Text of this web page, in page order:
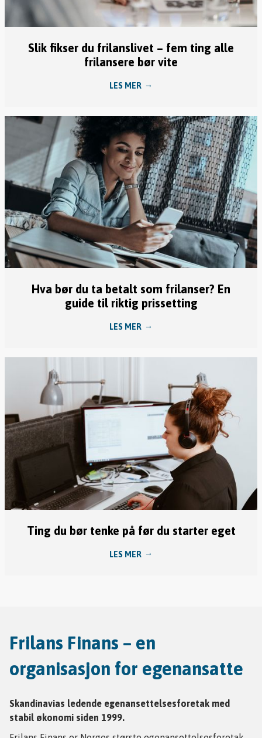
Slik fikser du frilanslivet – fem ting alle
frilansere bør vite
LES MER
Hva bør du ta betalt som frilanser? En
guide til riktig prissetting
LES MER
Ting du bør tenke på før du starter eget
LES MER
Frilans Finans – en
organisasjon for egenansatte
Skandinavias ledende egenansettelsesforetak med
stabil økonomi siden 1999.